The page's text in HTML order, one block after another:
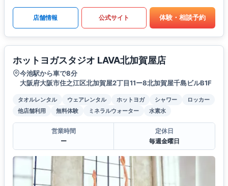
店舗情報 公式サイト 体験・相談予約
ホットヨガスタジオ LAVA北加賀屋店
今池駅から車で8分
大阪府大阪市住之江区北加賀屋2丁目11ー8北加賀屋千島ビルB1F
タオルレンタル ウェアレンタル ホットヨガ シャワー
ロッカー
他店舗利用
無料体験 ミネラルウォーター 水素水
営業時間
ー
定休日
毎週金曜日